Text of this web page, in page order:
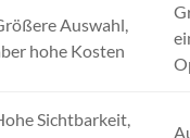
Auswahl,
hohe Kosten
Sichtbarkeit,